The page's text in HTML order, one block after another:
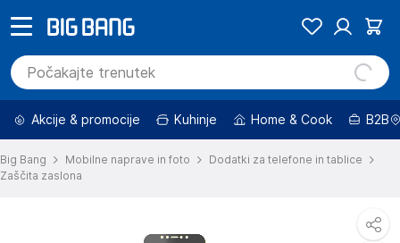
Akcije & promocije Kuhinje Home & Cook B2B
Big Bang Mobilne naprave in foto
Dodatki za telefone in tablice
Zaščita zaslona